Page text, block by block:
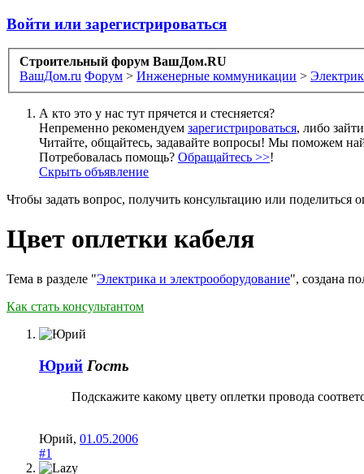
Войти или зарегистрироваться
Строительный форум ВашДом.RU
ВашДом.ru Форум > Инженерные коммуникации >
А кто это у нас тут прячется и стесняется?
Непременно рекомендуем зарегистрироваться, либо
Читайте, общайтесь, задавайте вопросы! Мы поможем
Потребовалась помощь? Обращайтесь >>!
Скрыть объявление
Чтобы задать вопрос, получить консультацию или поделиться
Цвет оплетки кабеля
Тема в разделе "Электрика и электрооборудование", создана
Как стать консультантом
Юрий Гость
Подскажите какому цвету оплетки провода
Юрий, 01.05.2006
#1